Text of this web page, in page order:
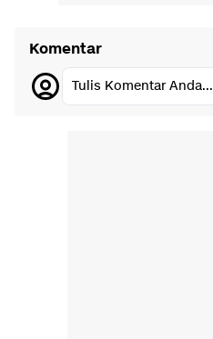
Komentar
Tulis Komentar Anda...